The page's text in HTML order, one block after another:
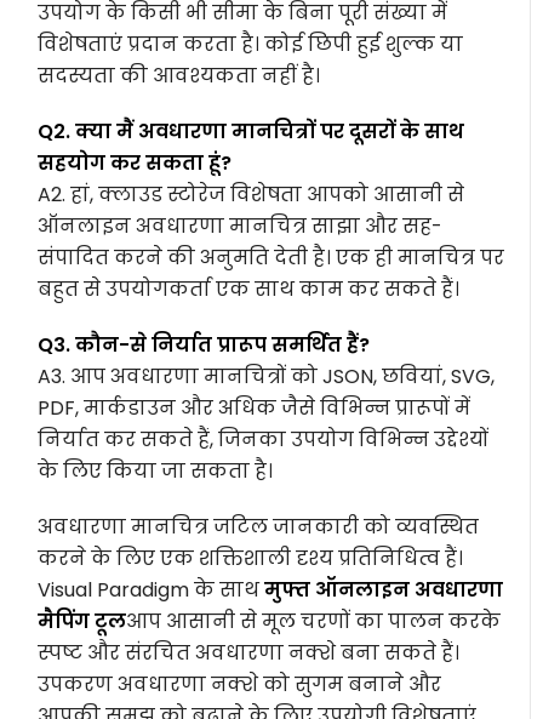
उपयोग के किसी भी सीमा के बिना पूरी संख्या में
विशेषताएं प्रदान करता है। कोई छिपी हुई शुल्क या
सदस्यता की आवश्यकता नहीं है।
Q2. क्या मैं अवधारणा मानचित्रों पर दूसरों के साथ
सहयोग कर सकता हूं?
A2. हां, क्लाउड स्टोरेज विशेषता आपको आसानी से
ऑनलाइन अवधारणा मानचित्र साझा और सह-
संपादित करने की अनुमति देती है। एक ही मानचित्र पर
बहुत से उपयोगकर्ता एक साथ काम कर सकते हैं।
Q3. कौन-से निर्यात प्रारूप समर्थित हैं?
A3. आप अवधारणा मानचित्रों को JSON, छवियां, SVG,
PDF, मार्कडाउन और अधिक जैसे विभिन्न प्रारूपों में
निर्यात कर सकते हैं, जिनका उपयोग विभिन्न उद्देश्यों
के लिए किया जा सकता है।
अवधारणा मानचित्र जटिल जानकारी को व्यवस्थित
करने के लिए एक शक्तिशाली दृश्य प्रतिनिधित्व हैं।
Visual Paradigm के साथमुफ्त ऑनलाइन अवधारणा
मैपिंग टूलआप आसानी से मूल चरणों का पालन करके
स्पष्ट और संरचित अवधारणा नक्शे बना सकते हैं।
उपकरण अवधारणा नक्शे को सुगम बनाने और